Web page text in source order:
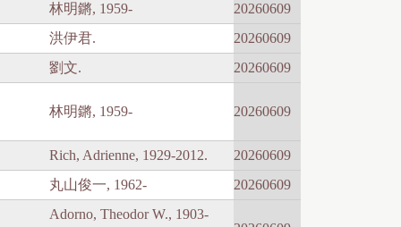
林明鏘, 1959-
20260609
洪伊君.
20260609
劉文.
20260609
林明鏘, 1959- 20260609
Rich, Adrienne, 1929-2012.
20260609
丸山俊一, 1962- 20260609
Adorno, Theodor W., 1903-